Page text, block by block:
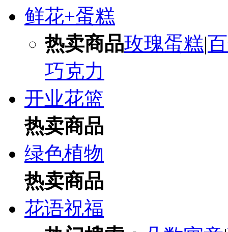
鲜花+蛋糕
热卖商品玫瑰蛋糕|
巧克力
开业花篮
热卖商品
绿色植物
热卖商品
花语祝福